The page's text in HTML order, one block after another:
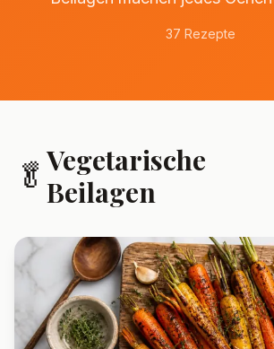
37 Rezepte
🥬 Vegetarische
Beilagen